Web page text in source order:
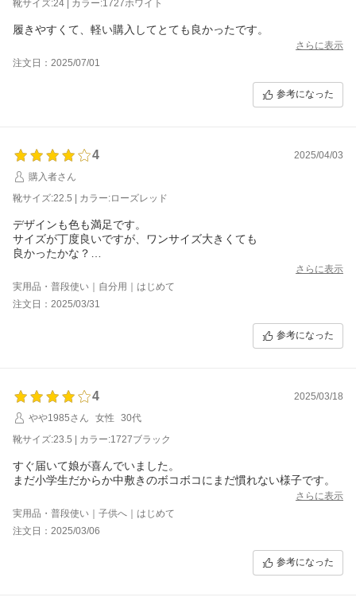
靴サイズ:24 | カラー:1727ホワイト
履きやすくて、軽い購入してとても良かったです。
さらに表示
注文日：2025/07/01
参考になった
4
2025/04/03
購入者さん
靴サイズ:22.5 | カラー:ローズレッド
デザインも色も満足です。
サイズが丁度良いですが、ワンサイズ大きくても
良かったかな？
きっちりでした。
さらに表示
実用品・普段使い｜自分用｜はじめて
注文日：2025/03/31
参考になった
4
2025/03/18
やや1985さん
女性
30代
靴サイズ:23.5 | カラー:1727ブラック
すぐ届いて娘が喜んでいました。
まだ小学生だからか中敷きのボコボコにまだ慣れない様子です。
さらに表示
実用品・普段使い｜子供へ｜はじめて
注文日：2025/03/06
参考になった